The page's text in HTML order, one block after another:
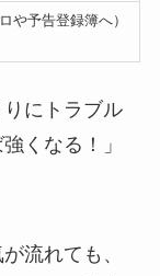
や予告登録簿へ）
にトラブル
くなる！」
流れても、